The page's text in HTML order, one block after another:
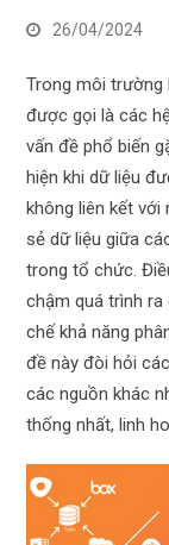
26/04/2024
Trong môi trường
được gọi là các
vấn đề phổ biến
hiện khi dữ liệu
không liên kết với
sẻ dữ liệu giữa
trong tổ chức.
chậm quá trình ra
chế khả năng
đề này đòi hỏi
các nguồn khác
thống nhất, linh